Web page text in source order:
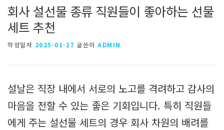
회사 설선물 종류 직원들이 좋아하는 선물
세트 추천
작성일자 2025-01-17 글쓴이 ADMIN
설날은 직장 내에서 서로의 노고를 격려하고 감사의
마음을 전할 수 있는 좋은 기회입니다. 특히 직원들
에게 주는 설선물 세트의 경우 회사 차원의 배려를